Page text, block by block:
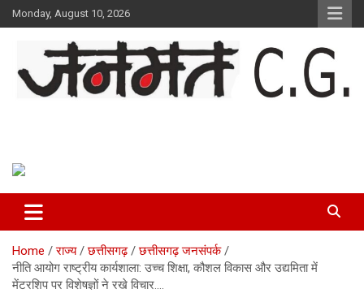
Skip
to
Monday, August 10, 2026
Home राज्य छत्तीसगढ़
छत्तीसगढ़ जनसंपर्क
नीति आयोग राष्ट्रीय कार्यशाला: उच्च शिक्षा, कौशल विकास और उद्यमिता में
मेंटरशिप पर विशेषज्ञों ने रखे विचार….